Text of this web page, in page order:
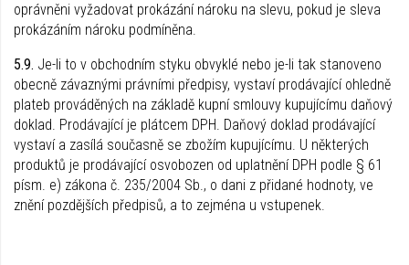
oprávněni vyžadovat prokázání nároku na slevu, pokud je sleva
prokázáním nároku podmíněna.
5.9. Je-li to v obchodním styku obvyklé nebo je-li tak stanoveno
obecně závaznými právními předpisy, vystaví prodávající ohledně
plateb prováděných na základě kupní smlouvy kupujícímu daňový
doklad. Prodávající je plátcem DPH. Daňový doklad prodávající
vystaví a zasílá současně se zbožím kupujícímu. U některých
produktů je prodávající osvobozen od uplatnění DPH podle § 61
písm. e) zákona č. 235/2004 Sb., o dani z přidané hodnoty, ve
znění pozdějších předpisů, a to zejména u vstupenek.